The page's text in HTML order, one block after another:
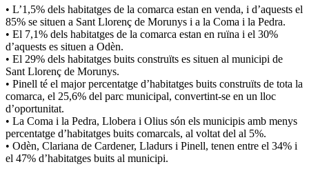
• L’1,5% dels habitatges de la comarca estan en venda, i d’aquests el
85% se situen a Sant Llorenç de Morunys i a la Coma i la Pedra.
• El 7,1% dels habitatges de la comarca estan en ruïna i el 30%
d’aquests es situen a Odèn.
• El 29% dels habitatges buits construïts es situen al municipi de
Sant Llorenç de Morunys.
• Pinell té el major percentatge d’habitatges buits construïts de tota la
comarca, el 25,6% del parc municipal, convertint-se en un lloc
d’oportunitat.
• La Coma i la Pedra, Llobera i Olius són els municipis amb menys
percentatge d’habitatges buits comarcals, al voltat del al 5%.
• Odèn, Clariana de Cardener, Lladurs i Pinell, tenen entre el 34% i
el 47% d’habitatges buits al municipi.